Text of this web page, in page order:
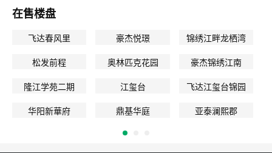
在售楼盘
飞达春风里 豪杰悦璟 锦绣江畔龙栖湾
松发前程 奥林匹克花园 豪杰锦绣江南
隆江学苑二期 江玺台 飞达江玺台锦园
华阳新華府 鼎基华庭 亚泰澜熙郡